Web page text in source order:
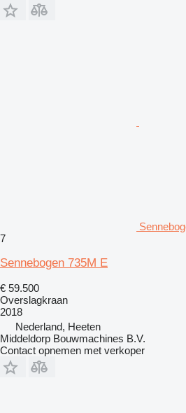
7
Sennebogen 735M E
€ 59.500
Overslagkraan
2018
Nederland, Heeten
Middeldorp Bouwmachines B.V.
Contact opnemen met verkoper